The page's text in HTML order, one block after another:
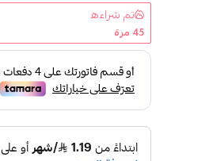
تم شراءه
45 مرة